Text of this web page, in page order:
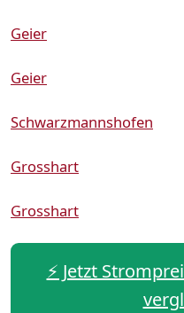
Geier
Geier
Schwarzmannshofen
Grosshart
Grosshart
⚡️ Jetzt